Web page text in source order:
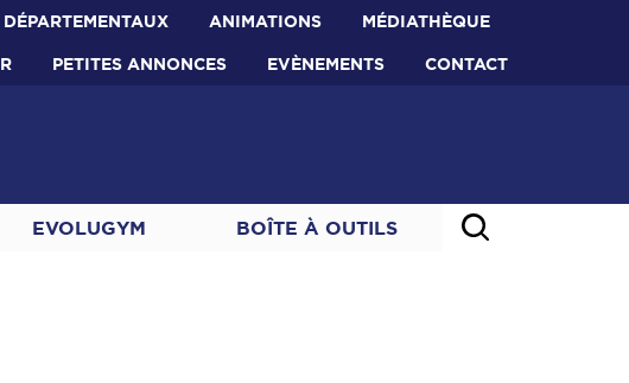
DÉPARTEMENTAUX ANIMATIONS MÉDIATHÈQUE
PETITES ANNONCES EVÈNEMENTS CONTACT
EVOLUGYM BOÎTE À OUTILS